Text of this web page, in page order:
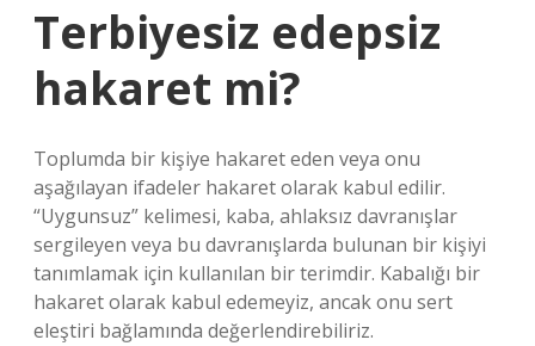
Terbiyesiz edepsiz
hakaret mi?
Toplumda bir kişiye hakaret eden veya onu
aşağılayan ifadeler hakaret olarak kabul edilir.
“Uygunsuz” kelimesi, kaba, ahlaksız davranışlar
sergileyen veya bu davranışlarda bulunan bir kişiyi
tanımlamak için kullanılan bir terimdir. Kabalığı bir
hakaret olarak kabul edemeyiz, ancak onu sert
eleştiri bağlamında değerlendirebiliriz.